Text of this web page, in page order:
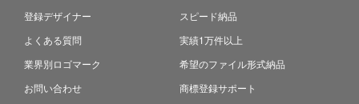
登録デザイナー
よくある質問
業界別ロゴマーク
お問い合わせ
スピード納品
実績1万件以上
希望のファイル形式納品
商標登録サポート